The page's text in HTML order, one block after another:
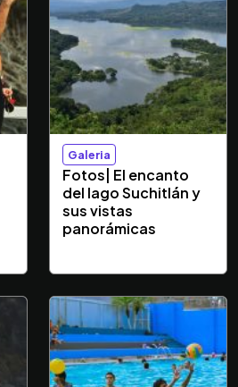
Galeria
Fotos| El encanto
del lago Suchitlán y
sus vistas
panorámicas